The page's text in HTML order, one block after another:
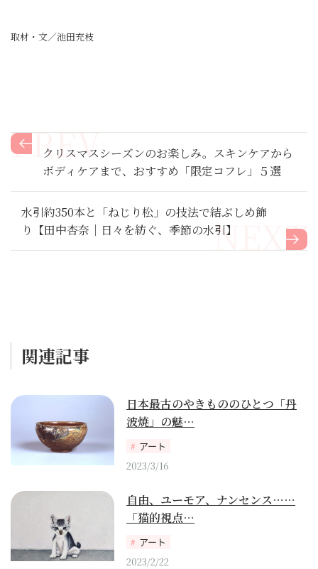
取材・文／池田充枝
クリスマスシーズンのお楽しみ。スキンケアから
ボディケアまで、おすすめ「限定コフレ」５選
水引約350本と「ねじり松」の技法で結ぶしめ飾
り【田中杏奈｜日々を紡ぐ、季節の水引】
関連記事
日本最古のやきもののひとつ「丹
波焼」の魅…
アート
2023/3/16
自由、ユーモア、ナンセンス……
「猫的視点…
アート
2023/2/22